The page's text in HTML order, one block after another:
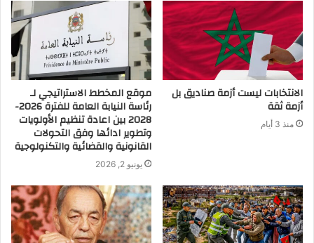
الانتخابات ليست أزمة صناديق بل
أزمة ثقة
منذ 3 أيام
موقع المخطط الاستراتيجي لـ
رئاسة النيابة العامة للفترة 2026-
2028 بين اعادة تنظيم الأولويات
وتطوير ادائها وفق التحولات
القانونية والقضائية والتكنولوجية
يونيو 2, 2026